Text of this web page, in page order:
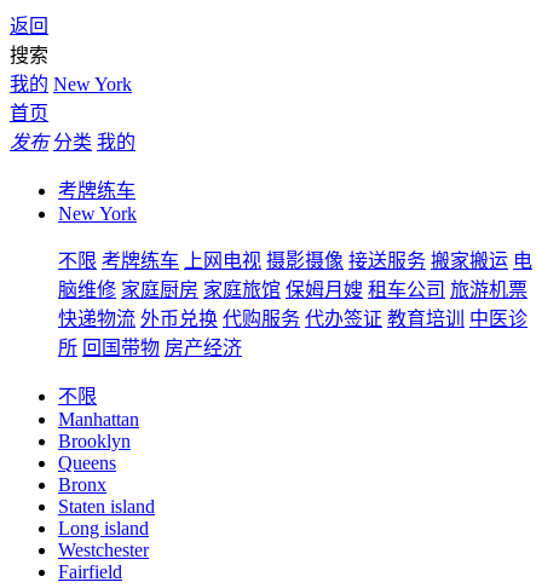
返回
搜索
我的 New York
首页
发布 分类 我的
考牌练车
New York
不限 考牌练车 上网电视 摄影摄像 接送服务 搬家搬运 电
脑维修 家庭厨房 家庭旅馆 保姆月嫂 租车公司 旅游机票
快递物流 外币兑换 代购服务 代办签证 教育培训
中医诊
所 回国带物 房产经济
不限
Manhattan
Brooklyn
Queens
Bronx
Staten island
Long island
Westchester
Fairfield